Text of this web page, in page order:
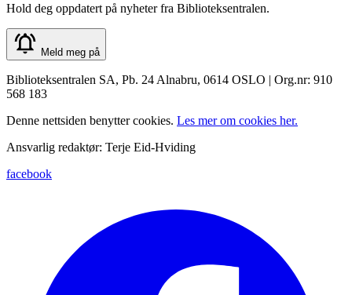
Hold deg oppdatert på nyheter fra Biblioteksentralen.
Meld meg på
Biblioteksentralen SA, Pb. 24 Alnabru, 0614 OSLO | Org.nr: 910
568 183
Denne nettsiden benytter cookies. Les mer om cookies her.
Ansvarlig redaktør: Terje Eid-Hviding
facebook